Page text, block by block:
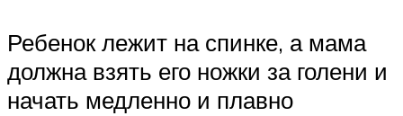
Ребенок лежит на спинке, а мама
должна взять его ножки за голени и
начать медленно и плавно